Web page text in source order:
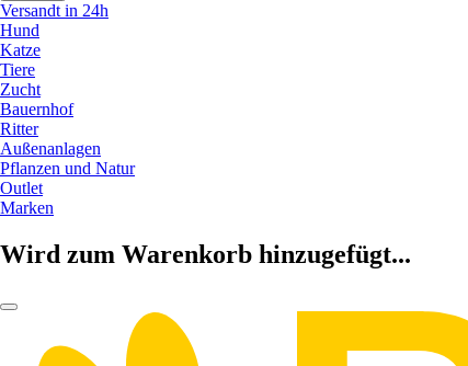
Versandt in 24h
Hund
Katze
Tiere
Zucht
Bauernhof
Ritter
Außenanlagen
Pflanzen und Natur
Outlet
Marken
Wird zum Warenkorb hinzugefügt...